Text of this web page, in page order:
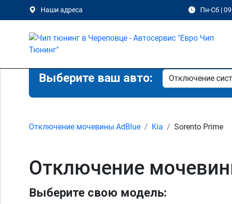
Наши адреса Пн-Сб |
Выберите ваш авто:
Отключение мочевины AdBlue Kia Sorento Prime
Отключение
Выберите свою модель: